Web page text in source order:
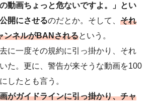
動画ちょっと危ないですよ。」とい
開にさせるのだとか。そして、 それ
ンネルがBANされるという。
に一度その規約に引っ掛かり、それ
た。更に、警告が来そうな動画を100
したとも言う。
がガイドラインに引っ掛かり、チャ